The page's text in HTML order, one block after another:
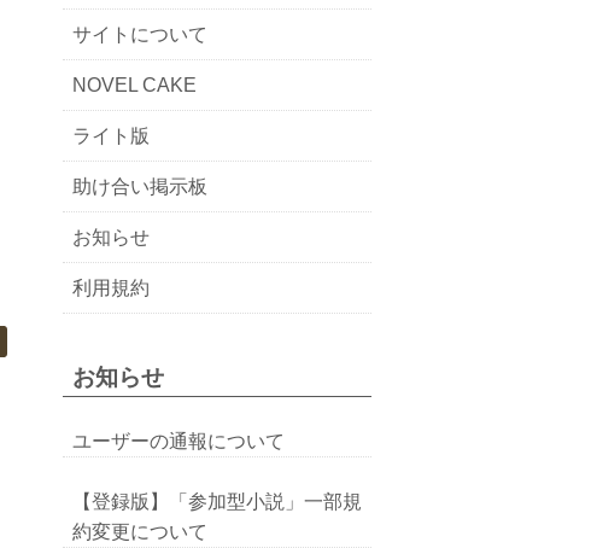
サイトについて
NOVEL CAKE
ライト版
助け合い掲示板
お知らせ
利用規約
お知らせ
ユーザーの通報について
【登録版】「参加型小説」一部規
約変更について